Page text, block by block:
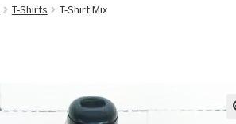
T-Shirts T-Shirt Mix